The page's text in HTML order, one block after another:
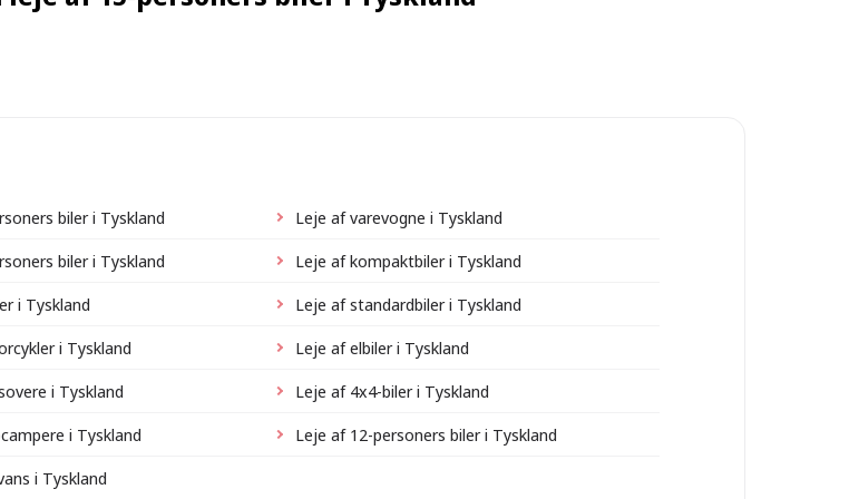
biler i Tyskland
Leje af varevogne i Tyskland
biler i Tyskland
Leje af kompaktbiler i Tyskland
i Tyskland
Leje af standardbiler i Tyskland
i Tyskland
Leje af elbiler i Tyskland
i Tyskland
Leje af 4x4-biler i Tyskland
i Tyskland
Leje af 12-personers biler i Tyskland
i Tyskland